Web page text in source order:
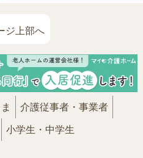
ジ上部へ
介護従事者・事業者
小学生・中学生